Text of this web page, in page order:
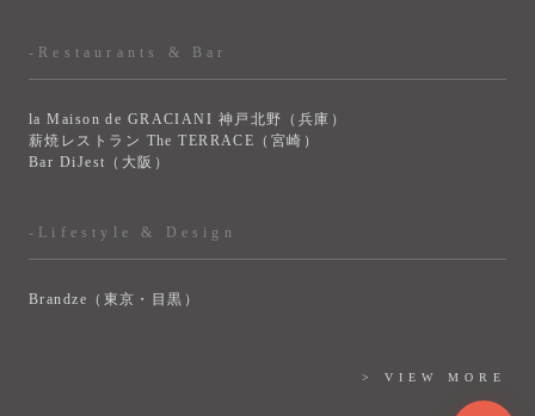
-Restaurants & Bar
la Maison de GRACIANI 神戸北野（兵庫）
薪焼レストラン The TERRACE（宮崎）
Bar DiJest（大阪）
-Lifestyle & Design
Brandze（東京・目黒）
> VIEW MORE